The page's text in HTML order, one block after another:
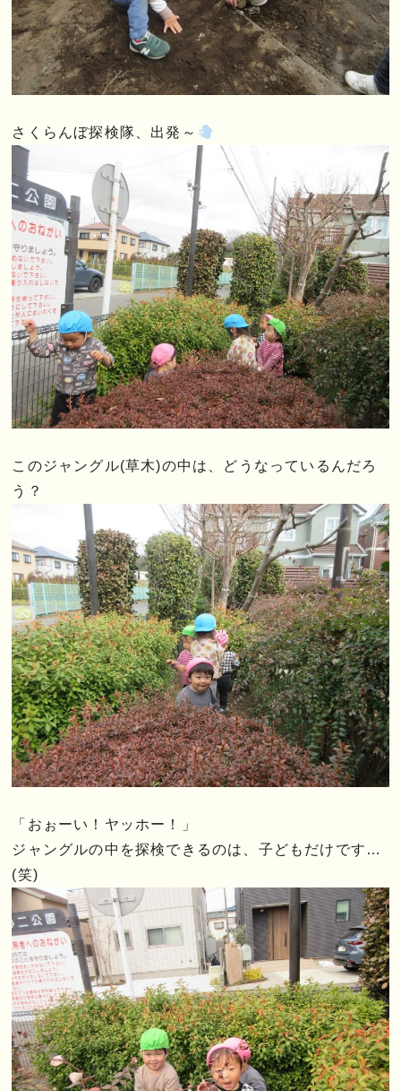
さくらんぼ探検隊、出発～
このジャングル(草木)の中は、どうなっているんだろ
う？
「おぉーい！ヤッホー！」
ジャングルの中を探検できるのは、子どもだけです…
(笑)